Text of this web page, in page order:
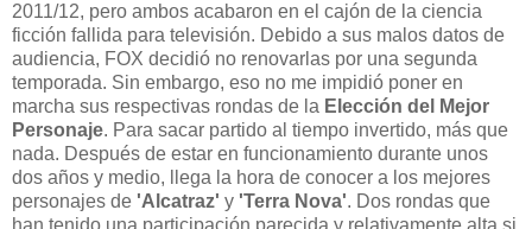
2011/12, pero ambos acabaron en el cajón de la ciencia
ficción fallida para televisión. Debido a sus malos datos de
audiencia, FOX decidió no renovarlas por una segunda
temporada. Sin embargo, eso no me impidió poner en
marcha sus respectivas rondas de la Elección del Mejor
Personaje. Para sacar partido al tiempo invertido, más que
nada. Después de estar en funcionamiento durante unos
dos años y medio, llega la hora de conocer a los mejores
personajes de 'Alcatraz' y 'Terra Nova'. Dos rondas que